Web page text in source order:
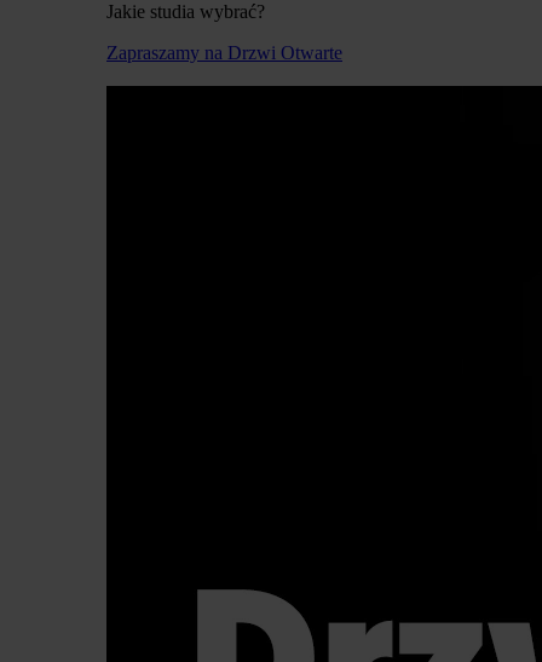
Jakie studia wybrać?
Zapraszamy na Drzwi Otwarte